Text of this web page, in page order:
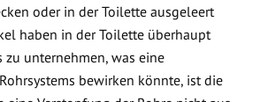
oder in der Toilette ausgeleert
haben in der Toilette überhaupt
zu unternehmen, was eine
bewirken könnte, ist die